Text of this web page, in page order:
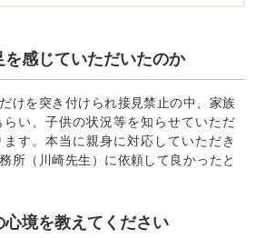
を感じていただいたのか
けを突き付けられ接見禁止の中、家族
い、子供の状況等を知らせていただ
す。本当に親身に対応していただき
所（川崎先生）に依頼して良かったと
境を教えてください